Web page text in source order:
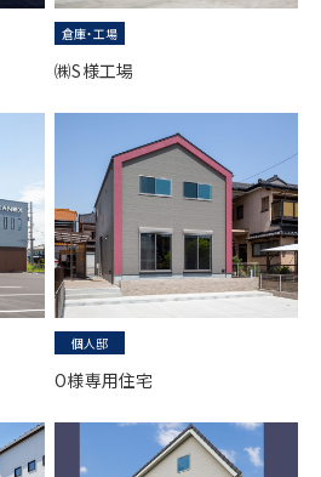
倉庫・工場
㈱S様工場
個人邸
O様専用住宅